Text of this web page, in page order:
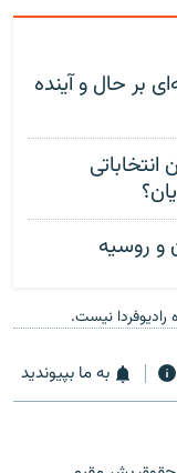
بر حال و آینده
و روسیه
رادیوفردا نیست.
به ما بپیوندید